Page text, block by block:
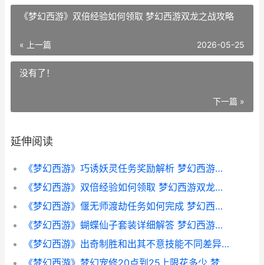
《梦幻西游》双倍经验如何领取 梦幻西游双龙之战攻略
« 上一篇 2026-05-25
没有了！
下一篇 »
延伸阅读
《梦幻西游》巧诱妖灵任务奖励解析 梦幻西游巧诱妖灵值得刷吗
《梦幻西游》双倍经验如何领取 梦幻西游双龙之战攻略
《梦幻西游》偃无师渡劫任务如何完成 梦幻西游偃甲
《梦幻西游》蝴蝶仙子套装详细解答 梦幻西游蝴蝶在哪里抓
《梦幻西游》出奇制胜和出其不意技能不同差异解析 梦幻西游出奇不意什么效果